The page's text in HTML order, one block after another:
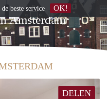
Amsterdam
DELEN
beste service OK!